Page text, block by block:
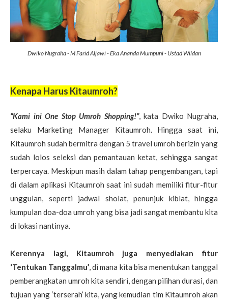
Dwiko Nugraha - M Farid Aljawi - Eka Ananda Mumpuni - Ustad Wildan
Kenapa Harus Kitaumroh?
“Kami ini One Stop Umroh Shopping!”, kata Dwiko Nugraha,
selaku Marketing Manager Kitaumroh. Hingga saat ini,
Kitaumroh sudah bermitra dengan 5 travel umroh berizin yang
sudah lolos seleksi dan pemantauan ketat, sehingga sangat
terpercaya. Meskipun masih dalam tahap pengembangan, tapi
di dalam aplikasi Kitaumroh saat ini sudah memiliki fitur-fitur
unggulan, seperti jadwal sholat, penunjuk kiblat, hingga
kumpulan doa-doa umroh yang bisa jadi sangat membantu kita
di lokasi nantinya.
Kerennya lagi, Kitaumroh juga menyediakan fitur
‘Tentukan Tanggalmu’, di mana kita bisa menentukan tanggal
pemberangkatan umroh kita sendiri, dengan pilihan durasi, dan
tujuan yang ‘terserah’ kita, yang kemudian tim Kitaumroh akan